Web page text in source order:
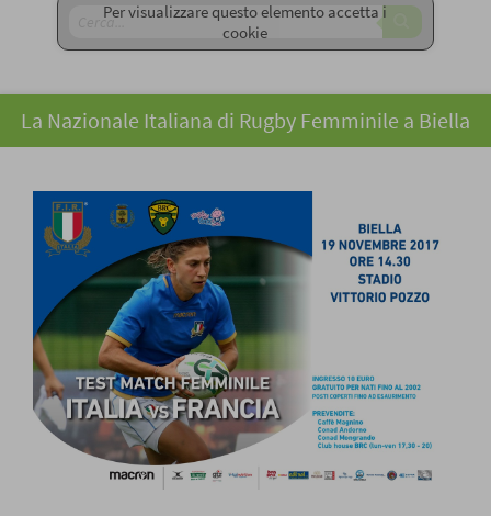
Per visualizzare questo elemento accetta i
cookie
La Nazionale Italiana di Rugby Femminile a Biella